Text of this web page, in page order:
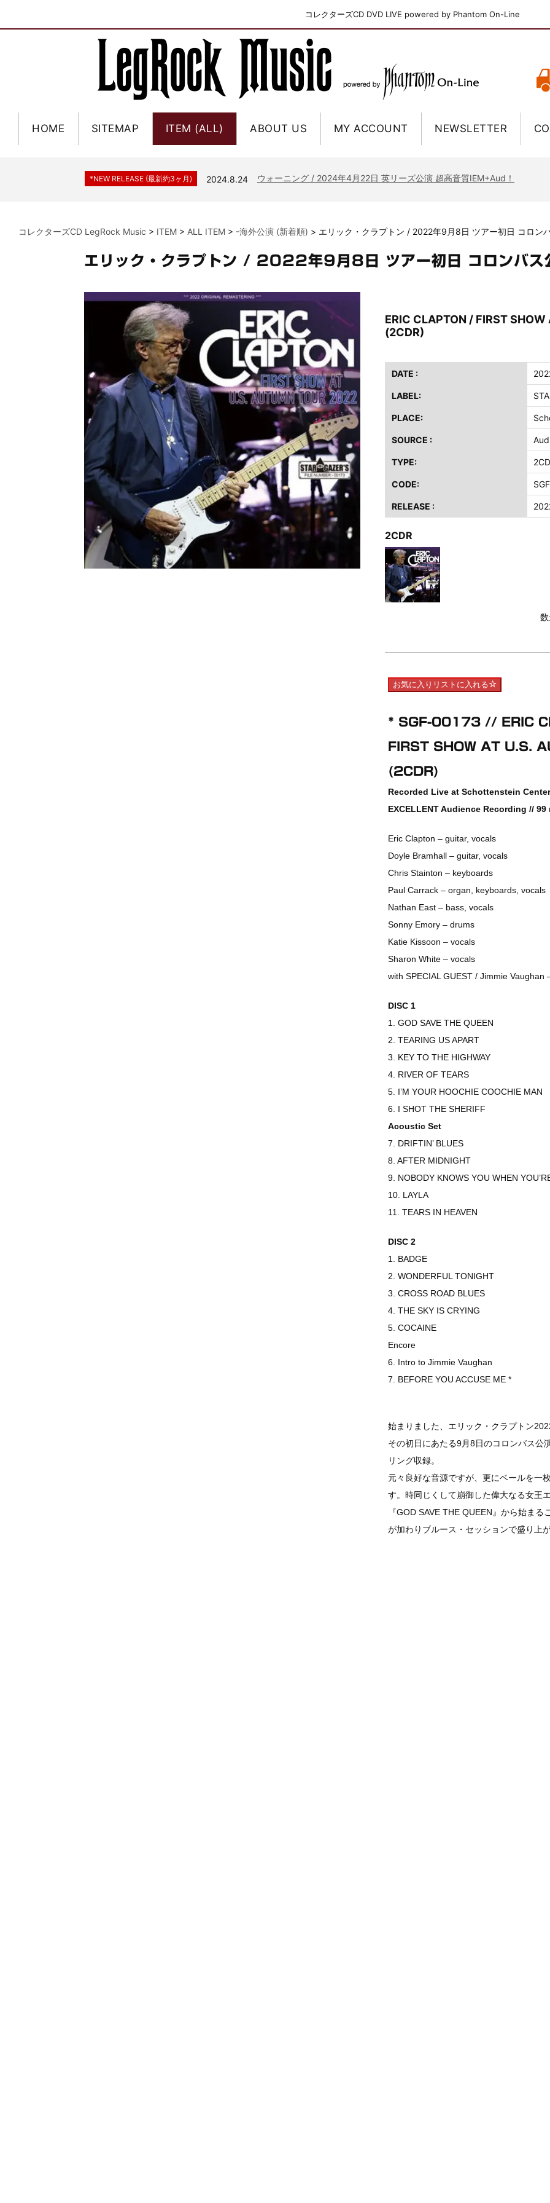
コレクターズCD DVD LIVE powered by Phantom On-Line
HOME SITEMAP ITEM (ALL) ABOUT US MY ACCOUNT NEWSLETTER
*NEW RELEASE (最新約3ヶ月) 2024.6.9 ジャーニー / 1979年5月8+9日 コロラド州 2公演 SBD 完全収録！
*NEW RELEASE (最新約3ヶ月) 2024.8.24 ウォーニング / 2024年4月22日 英リーズ公演 超高音質IEM+Aud！
スコーピオンズ / 2024年6月15日 リスボン公演 FHD 完全収録！
*NEW RELEASE (最新約3ヶ月) 2024.6.20 マネスキン / 2024年6月9日 ドイツ ROCK AM RING 公演 FHD 完全収録！
2024.6.9
*NEW RELEASE (最新約3ヶ月)
*NEW RELEASE (最新約3ヶ月) ジャーニー / 1979年5月8+9日 コロラド州 2公演 SBD 完全収録！
*NEW RELEASE (最新約3ヶ月) 2024.11.9 NGHFB / 2024年7月28日 フジロック’24公演 超高音質AI-SBD！
*NEW RELEASE (最新約3ヶ月) 2024.8.24 ウォーニング / 2024年4月22日 英リーズ公演 超高音質IEM+Aud！
*NEW RELEASE (最新約3ヶ月) 2024.6.24 ビリー・ジョエル / 2024年3月24日 100Aniv. 米M.S.G公演 完全収録！
*NEW RELEASE (最新約3ヶ月)
2024.6.24
リアム・ギャラガー / 2024年6月3日 カーディフ公演 IEM/AUD 完全収録！
*NEW RELEASE (最新約3ヶ月) 2024.6.24 スコーピオンズ / 2024年6月15日 リスボン公演 FHD 完全収録！
*NEW RELEASE (最新約3ヶ月) 2024.6.20 マネスキン / 2024年6月9日 ドイツ ROCK AM RING 公演 FHD 完全収録！
*NEW RELEASE (最新約3ヶ月) 2024.6.9 リアム・ギャラガー / 2024年6月1日 英国シェフィールド公演 完全収録！
*NEW RELEASE (最新約3ヶ月) 2024.6.9 メガデス / 2023年8月4日 ドイツ W.O.A. 公演 FHD 完全収録！
*NEW RELEASE (最新約3ヶ月) 2024.6.9 ユーライア・ヒープ / 2023年8月3日 ドイツ W.O.A. 公演 FHD 完全収録！
*NEW RELEASE (最新約3ヶ月) 2024.6.9 ジャーニー / 1979年5月8+9日 コロラド州 2公演 SBD 完全収録！
コレクターズCD LegRock Music > ITEM > ALL ITEM > -海外公演 (新着順) > エリック・クラプトン / 2022年9月8日 ツアー初日 コロン
エリック・クラプトン / 2022年9月8日 ツアー初日 コロンバス
ERIC CLAPTON / FIRST
(2CDR)
DATE :
LABEL:
PLACE:
SOURCE :
TYPE:
CODE:
RELEASE :
2CDR
お気に入りリストに入れる
* SGF-00173 // ERIC
FIRST SHOW AT U.S.
(2CDR)
Recorded Live at Schottenstein
EXCELLENT Audience Recording // 99
Eric Clapton – guitar, vocals
Doyle Bramhall – guitar, vocals
Chris Stainton – keyboards
Paul Carrack – organ, keyboards, vocals
Nathan East – bass, vocals
Sonny Emory – drums
Katie Kissoon – vocals
Sharon White – vocals
with SPECIAL GUEST / Jimmie Vaughan
DISC 1
1. GOD SAVE THE QUEEN
2. TEARING US APART
3. KEY TO THE HIGHWAY
4. RIVER OF TEARS
5. I’M YOUR HOOCHIE COOCHIE MAN
6. I SHOT THE SHERIFF
Acoustic Set
7. DRIFTIN’ BLUES
8. AFTER MIDNIGHT
9. NOBODY KNOWS YOU WHEN
10. LAYLA
11. TEARS IN HEAVEN
DISC 2
1. BADGE
2. WONDERFUL TONIGHT
3. CROSS ROAD BLUES
4. THE SKY IS CRYING
5. COCAINE
Encore
6. Intro to Jimmie Vaughan
7. BEFORE YOU ACCUSE ME *
始まりました、エリック・クラプトン
その初日にあたる9月8日のコロンバス公
リング収録。
元々良好な音源ですが、更にベールを一
す。時同じくして崩御した偉大なる女王
『GOD SAVE THE QUEEN』から始ま
が加わりブルース・セッションで盛り上が